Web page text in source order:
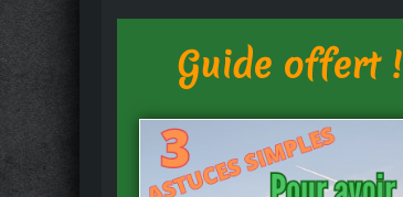
Guide offert !